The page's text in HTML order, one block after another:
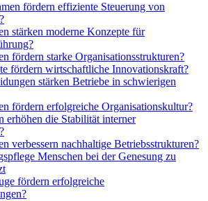
fördern effiziente Steuerung von
stärken moderne Konzepte für
fördern starke Organisationsstrukturen?
fördern wirtschaftliche Innovationskraft?
stärken Betriebe in schwierigen
fördern erfolgreiche Organisationskultur?
erhöhen die Stabilität interner
verbessern nachhaltige Betriebsstrukturen?
Menschen bei der Genesung zu
fördern erfolgreiche